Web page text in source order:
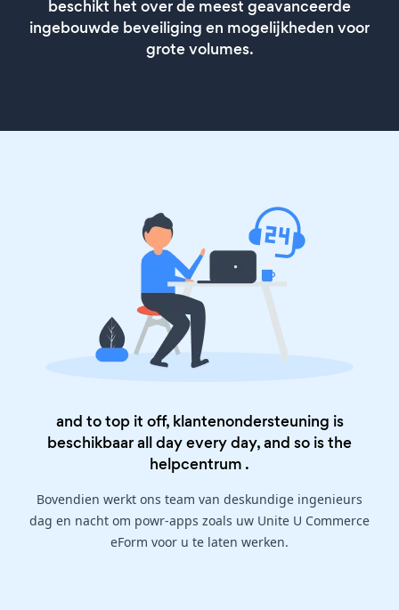
beschikt het over de meest geavanceerde
ingebouwde beveiliging en mogelijkheden voor
grote volumes.
and to top it off, klantenondersteuning is
beschikbaar all day every day, and so is the
helpcentrum .
Bovendien werkt ons team van deskundige ingenieurs
dag en nacht om powr-apps zoals uw Unite U Commerce
eForm voor u te laten werken.